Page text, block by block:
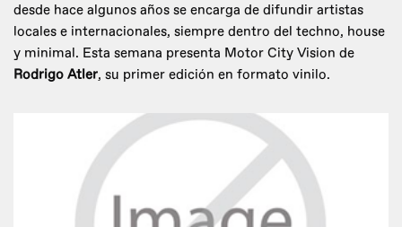
desde hace algunos años se encarga de difundir artistas
locales e internacionales, siempre dentro del techno, house
y minimal. Esta semana presenta Motor City Vision de
Rodrigo Atler, su primer edición en formato vinilo.